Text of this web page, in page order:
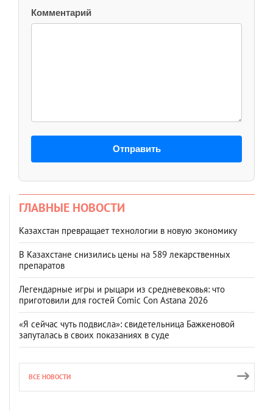
Комментарий
Отправить
ГЛАВНЫЕ НОВОСТИ
Казахстан превращает технологии в новую экономику
В Казахстане снизились цены на 589 лекарственных
препаратов
Легендарные игры и рыцари из средневековья: что
приготовили для гостей Comic Con Astana 2026
«Я сейчас чуть подвисла»: свидетельница Бажкеновой
запуталась в своих показаниях в суде
ВСЕ НОВОСТИ